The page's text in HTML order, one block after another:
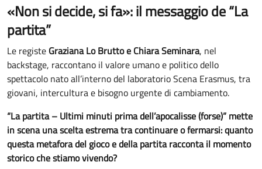
«Non si decide, si fa»: il messaggio de “La
partita”
Le registe Graziana Lo Brutto e Chiara Seminara, nel
backstage, raccontano il valore umano e politico dello
spettacolo nato all’interno del laboratorio Scena Erasmus, tra
giovani, intercultura e bisogno urgente di cambiamento.
“La partita – Ultimi minuti prima dell’apocalisse (forse)” mette
in scena una scelta estrema tra continuare o fermarsi: quanto
questa metafora del gioco e della partita racconta il momento
storico che stiamo vivendo?